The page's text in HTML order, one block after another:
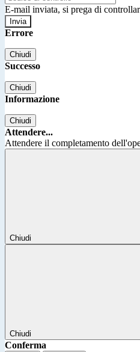
E-mail inviata, si prega di
Errore
Chiudi
Successo
Chiudi
Informazione
Chiudi
Attendere...
Attendere il completamento
Chiudi
Chiudi
Conferma